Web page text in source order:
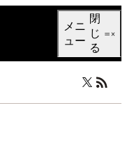
メニ
ュー
閉
じ
る